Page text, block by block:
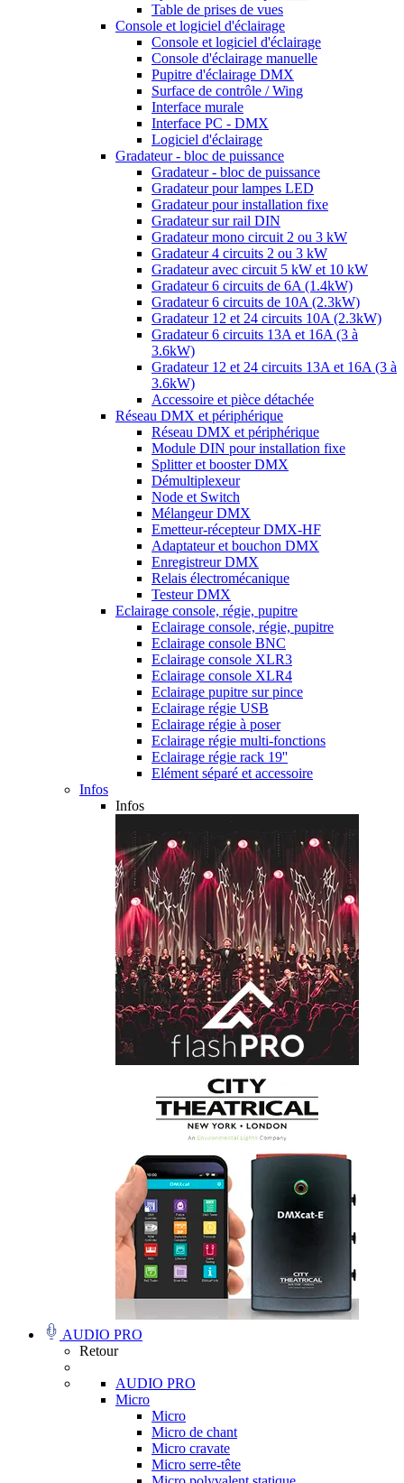
Table de prises de vues
Console et logiciel d'éclairage
Console et logiciel d'éclairage
Console d'éclairage manuelle
Pupitre d'éclairage DMX
Surface de contrôle / Wing
Interface murale
Interface PC - DMX
Logiciel d'éclairage
Gradateur - bloc de puissance
Gradateur - bloc de puissance
Gradateur pour lampes LED
Gradateur pour installation fixe
Gradateur sur rail DIN
Gradateur mono circuit 2 ou 3 kW
Gradateur 4 circuits 2 ou 3 kW
Gradateur avec circuit 5 kW et 10 kW
Gradateur 6 circuits de 6A (1.4kW)
Gradateur 6 circuits de 10A (2.3kW)
Gradateur 12 et 24 circuits 10A (2.3kW)
Gradateur 6 circuits 13A et 16A (3 à
3.6kW)
Gradateur 12 et 24 circuits 13A et 16A (3 à
3.6kW)
Accessoire et pièce détachée
Réseau DMX et périphérique
Réseau DMX et périphérique
Module DIN pour installation fixe
Splitter et booster DMX
Démultiplexeur
Node et Switch
Mélangeur DMX
Emetteur-récepteur DMX-HF
Adaptateur et bouchon DMX
Enregistreur DMX
Relais électromécanique
Testeur DMX
Eclairage console, régie, pupitre
Eclairage console, régie, pupitre
Eclairage console BNC
Eclairage console XLR3
Eclairage console XLR4
Eclairage pupitre sur pince
Eclairage régie USB
Eclairage régie à poser
Eclairage régie multi-fonctions
Eclairage régie rack 19''
Elément séparé et accessoire
Infos
Infos
AUDIO PRO
Retour
AUDIO PRO
Micro
Micro
Micro de chant
Micro cravate
Micro serre-tête